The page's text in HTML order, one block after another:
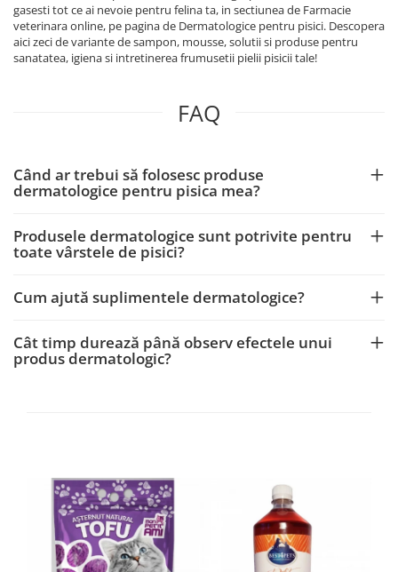
gasesti tot ce ai nevoie pentru felina ta, in sectiunea de Farmacie
veterinara online, pe pagina de Dermatologice pentru pisici. Descopera
aici zeci de variante de sampon, mousse, solutii si produse pentru
sanatatea, igiena si intretinerea frumusetii pielii pisicii tale!
FAQ
Când ar trebui să folosesc produse
dermatologice pentru pisica mea?
Produsele dermatologice sunt potrivite pentru
toate vârstele de pisici?
Cum ajută suplimentele dermatologice?
Cât timp durează până observ efectele unui
produs dermatologic?